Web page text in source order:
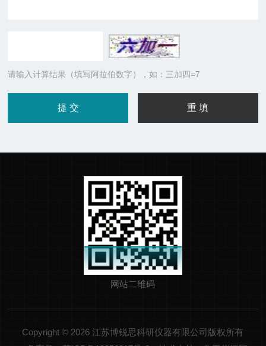
请输入计算结果（填写阿拉伯数字），如：三加四=7
网站二维码
Copyright © 2026 江苏博锐思科研仪器有限公司版权所有